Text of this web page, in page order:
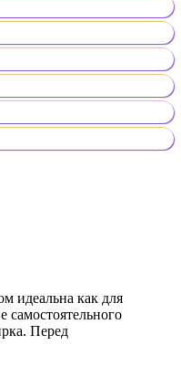
идеальна как для
самостоятельного
Перед